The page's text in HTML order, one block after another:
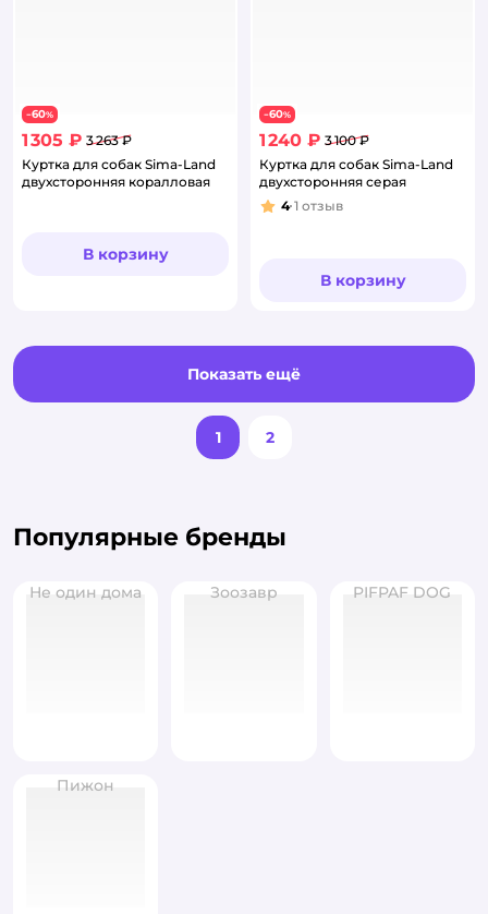
−60%
1 305 ₽ 3 263 ₽
Куртка для собак Sima-Land
двухсторонняя коралловая
В корзину
−60%
1 240 ₽ 3 100 ₽
Куртка для собак Sima-Land
двухсторонняя серая
Рейтинг:
4 1 отзыв
В корзину
Показать ещё
1 2
Популярные бренды
Не один дома Зоозавр PIFPAF DOG
Пижон